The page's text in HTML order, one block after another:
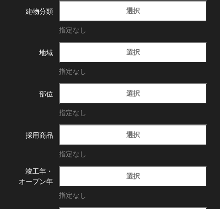
建物分類 選択
指定なし
地域 選択
指定なし
部位 選択
指定なし
採用商品 選択
指定なし
竣工年・
オープン年
選択
指定なし